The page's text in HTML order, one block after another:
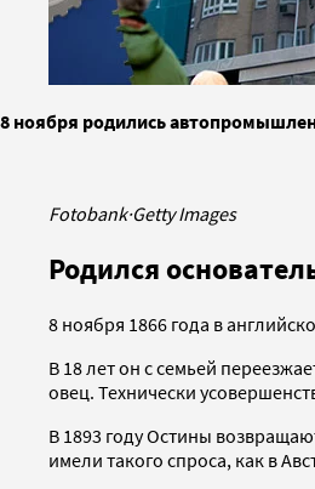
8 ноября родились
Fotobank·Getty Images
Родился
8 ноября 1866 года в
В 18 лет он с семьей
овец. Технически
В 1893 году Остины
имели такого спроса, как в